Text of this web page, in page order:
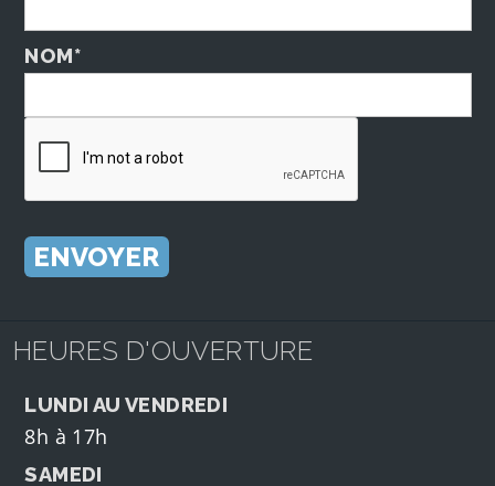
NOM*
HEURES D'OUVERTURE
LUNDI AU VENDREDI
8h à 17h
SAMEDI